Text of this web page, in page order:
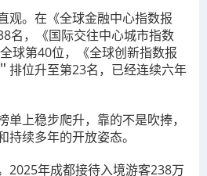
观。在《全球金融中心指数报
名，《国际交往中心城市指数
球第40位，《全球创新指数报
排位升至第23名，已经连续六年
上稳步爬升，靠的不是吹捧，
续多年的开放姿态。
2025年成都接待入境游客238万